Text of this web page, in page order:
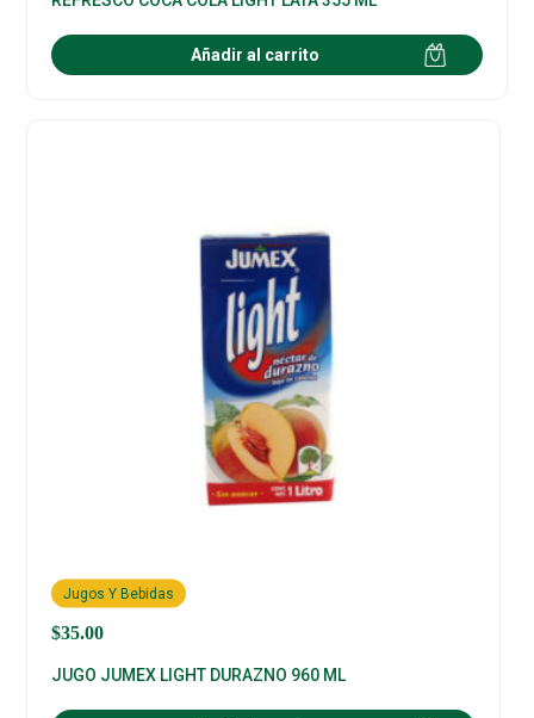
Añadir al carrito
$35.00
Jugos Y Bebidas
JUGO JUMEX LIGHT DURAZNO 960 ML